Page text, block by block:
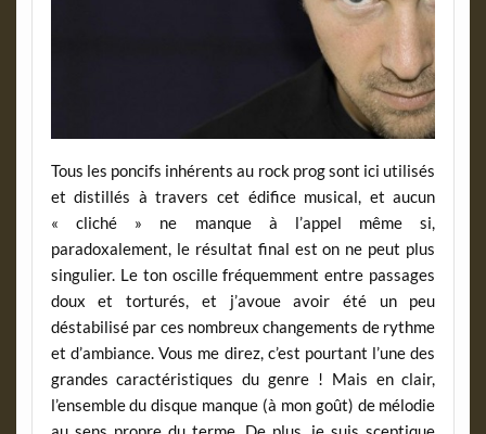
Tous les poncifs inhérents au rock prog sont ici utilisés
et distillés à travers cet édifice musical, et aucun
« cliché » ne manque à l’appel même si,
paradoxalement, le résultat final est on ne peut plus
singulier. Le ton oscille fréquemment entre passages
doux et torturés, et j’avoue avoir été un peu
déstabilisé par ces nombreux changements de rythme
et d’ambiance. Vous me direz, c’est pourtant l’une des
grandes caractéristiques du genre ! Mais en clair,
l’ensemble du disque manque (à mon goût) de mélodie